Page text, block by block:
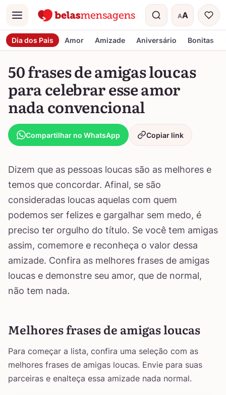
Menu AA
Tamanho do
Dia dos Pais Amor Amizade Aniversário Bonitas
50 frases de amigas loucas
para celebrar esse amor
nada convencional
Compartilhar no WhatsApp Copiar link
Dizem que as pessoas loucas são as melhores e
temos que concordar. Afinal, se são
consideradas loucas aquelas com quem
podemos ser felizes e gargalhar sem medo, é
preciso ter orgulho do título. Se você tem amigas
assim, comemore e reconheça o valor dessa
amizade. Confira as melhores frases de amigas
loucas e demonstre seu amor, que de normal,
não tem nada.
Melhores frases de amigas loucas
Para começar a lista, confira uma seleção com as
melhores frases de amigas loucas. Envie para suas
parceiras e enalteça essa amizade nada normal.